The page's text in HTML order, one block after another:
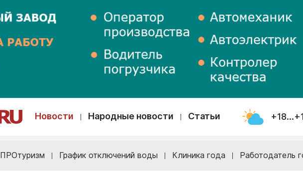
Новости Народные новости Статьи
ПРОтуризм График отключений воды Клиника года Работодатель